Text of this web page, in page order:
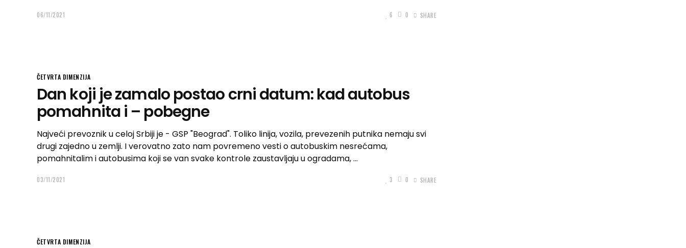
06/11/2021 6 0 SHARE
ČETVRTA DIMENZIJA
Dan koji je zamalo postao crni datum: kad autobus
pomahnita i – pobegne
Najveći prevoznik u celoj Srbiji je - GSP "Beograd". Toliko linija, vozila, prevezenih putnika nemaju svi
drugi zajedno u zemlji. I verovatno zato nam povremeno vesti o autobuskim nesrećama,
pomahnitalim i autobusima koji se van svake kontrole zaustavljaju u ogradama,
03/11/2021 3 0 SHARE
ČETVRTA DIMENZIJA